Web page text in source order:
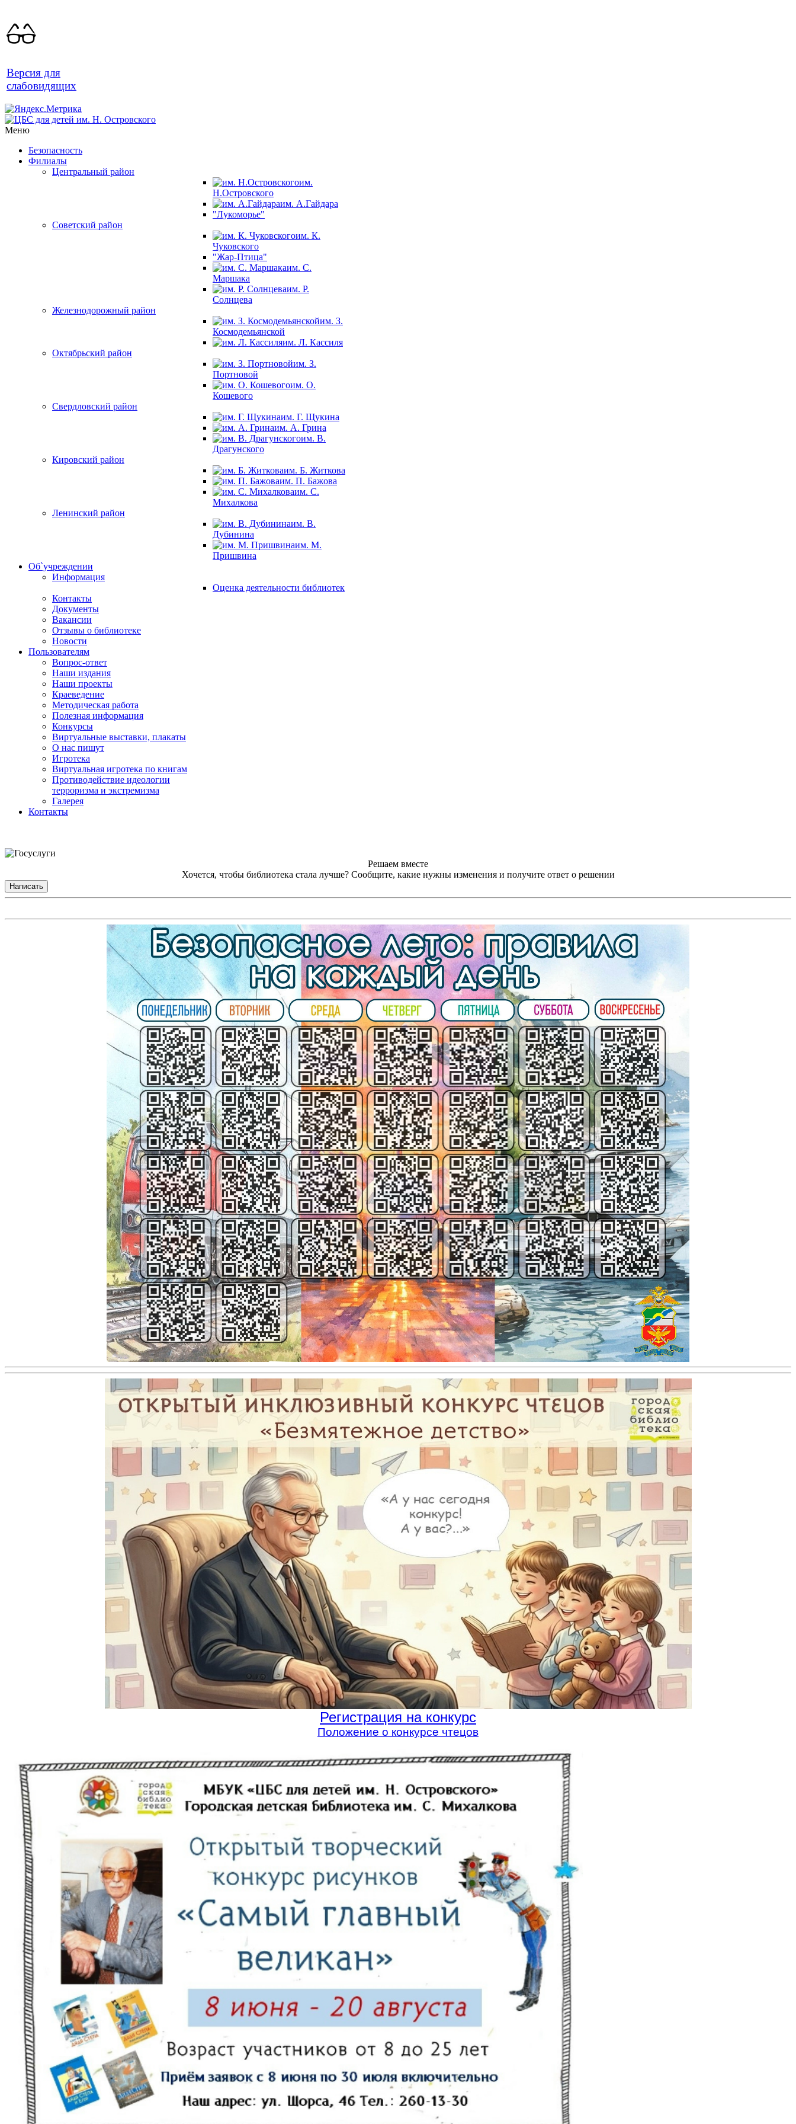
Версия для
слабовидящих
Меню
Безопасность
Филиалы
Центральный район
им.
Н.Островского
им. А.Гайдара
"Лукоморье"
Советский район
им. К.
Чуковского
"Жар-Птица"
им. С.
Маршака
им. Р.
Солнцева
Железнодорожный район
им. З.
Космодемьянской
им. Л. Кассиля
Октябрьский район
им. З.
Портновой
им. О.
Кошевого
Свердловский район
им. Г. Щукина
им. А. Грина
им. В.
Драгунского
Кировский район
им. Б. Житкова
им. П. Бажова
им. С.
Михалкова
Ленинский район
им. В.
Дубинина
им. М.
Пришвина
Об`учреждении
Информация
Оценка деятельности библиотек
Контакты
Документы
Вакансии
Отзывы о библиотеке
Новости
Пользователям
Вопрос-ответ
Наши издания
Наши проекты
Краеведение
Методическая работа
Полезная информация
Конкурсы
Виртуальные выставки, плакаты
О нас пишут
Игротека
Виртуальная игротека по книгам
Противодействие идеологии
терроризма и экстремизма
Галерея
Контакты
Решаем вместе
Хочется, чтобы библиотека стала лучше? Сообщите, какие нужны изменения и получите ответ о решении
Написать
Регистрация на конкурс
Положение о конкурсе чтецов